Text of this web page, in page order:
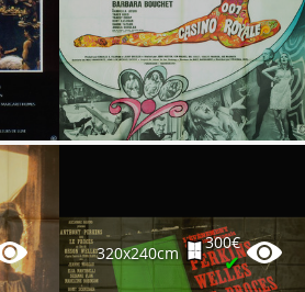
320x240cm
300€
✔